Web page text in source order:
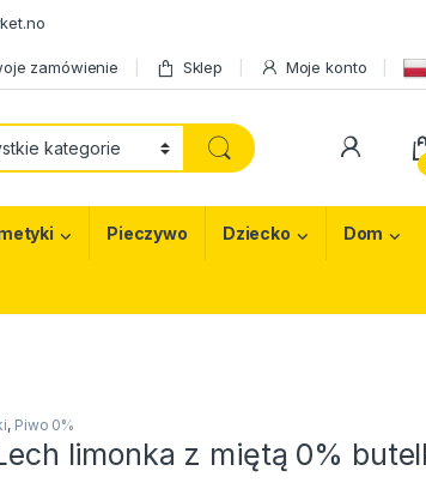
zamówienie Sklep Moje konto
My
Pieczywo Dziecko Dom
, Piwo 0%
limonka z miętą 0%